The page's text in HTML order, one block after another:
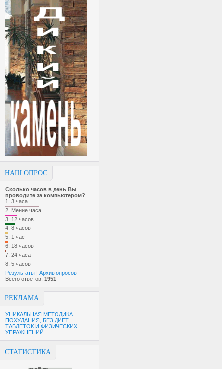
НАШ ОПРОС
Сколько часов в день Вы
проводите за компьютером?
1. 3 часа
2. Мение часа
3. 12 часов
4. 8 часов
5. 1 час
6. 18 часов
7. 24 часа
8. 5 часов
Результаты | Архив опросов
Всего ответов: 1951
РЕКЛАМА
УНИКАЛЬНАЯ МЕТОДИКА
ПОХУДАНИЯ, БЕЗ ДИЕТ,
ТАБЛЕТОК И ФИЗИЧЕСКИХ
УПРАЖНЕНИЙ
СТАТИСТИКА